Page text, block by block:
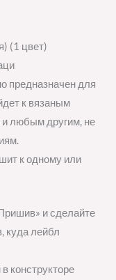
(1 цвет)
предназначен для
к вязаным
любым другим, не
к одному или
и сделайте
куда лейбл
конструкторе